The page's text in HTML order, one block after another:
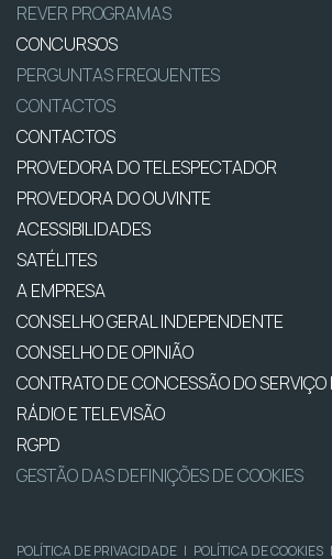
REVER PROGRAMAS
CONCURSOS
PERGUNTAS FREQUENTES
CONTACTOS
CONTACTOS
PROVEDORA DO TELESPECTADOR
PROVEDORA DO OUVINTE
ACESSIBILIDADES
SATÉLITES
A EMPRESA
CONSELHO GERAL INDEPENDENTE
CONSELHO DE OPINIÃO
CONTRATO DE CONCESSÃO DO
RÁDIO E TELEVISÃO
RGPD
GESTÃO DAS DEFINIÇÕES DE COOKIES
POLÍTICA DE PRIVACIDADE | POLÍTICA DE COOKIES |